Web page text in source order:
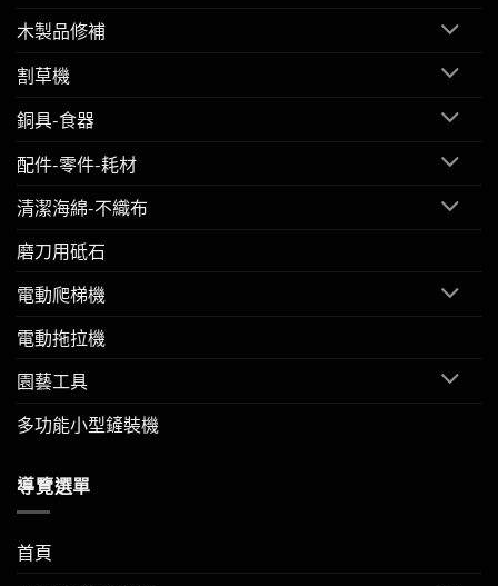
木製品修補
割草機
銅具-食器
配件-零件-耗材
清潔海綿-不織布
磨刀用砥石
電動爬梯機
電動拖拉機
園藝工具
多功能小型鏟裝機
導覽選單
首頁